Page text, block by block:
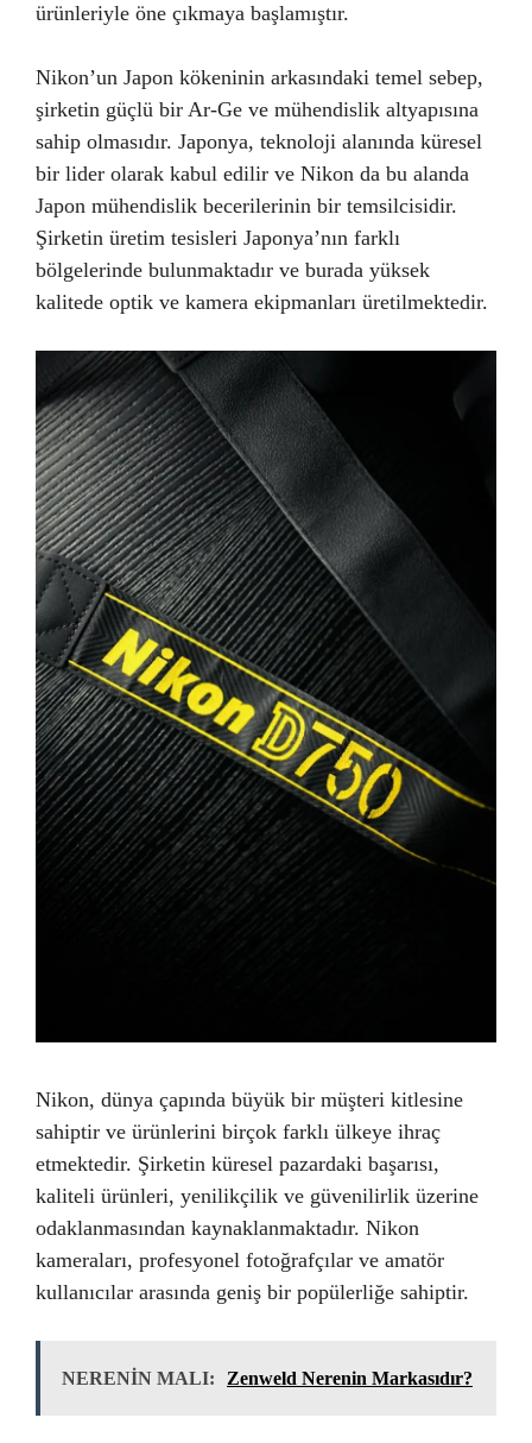
ürünleriyle öne çıkmaya başlamıştır.
Nikon’un Japon kökeninin arkasındaki temel sebep,
şirketin güçlü bir Ar-Ge ve mühendislik altyapısına
sahip olmasıdır. Japonya, teknoloji alanında küresel
bir lider olarak kabul edilir ve Nikon da bu alanda
Japon mühendislik becerilerinin bir temsilcisidir.
Şirketin üretim tesisleri Japonya’nın farklı
bölgelerinde bulunmaktadır ve burada yüksek
kalitede optik ve kamera ekipmanları üretilmektedir.
Nikon, dünya çapında büyük bir müşteri kitlesine
sahiptir ve ürünlerini birçok farklı ülkeye ihraç
etmektedir. Şirketin küresel pazardaki başarısı,
kaliteli ürünleri, yenilikçilik ve güvenilirlik üzerine
odaklanmasından kaynaklanmaktadır. Nikon
kameraları, profesyonel fotoğrafçılar ve amatör
kullanıcılar arasında geniş bir popülerliğe sahiptir.
NERENİN MALI: Zenweld Nerenin Markasıdır?